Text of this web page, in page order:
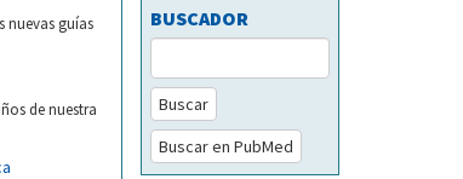
nuevas guías
de nuestra
BUSCADOR
Buscar
Buscar en PubMed